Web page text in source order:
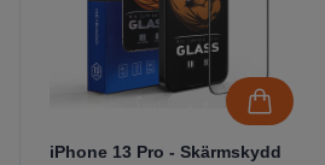
iPhone 13 Pro - Skärmskydd